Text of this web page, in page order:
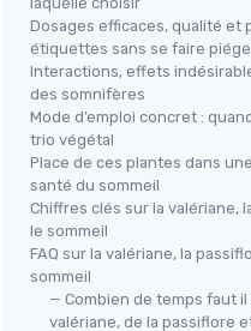
les
Pharma -
1mg -
détente -
secondes,
films, 1
alimentaire
★★★★★
★★★★★ 4,3/5
Voir
Dosages efficaces, qualité et
étiquettes sans se faire
Interactions, effets
des somnifères
Mode d’emploi concret :
trio végétal
Place de ces plantes dans
santé du sommeil
Chiffres clés sur la valériane,
le sommeil
FAQ sur la valériane, la
sommeil
— Combien de temps faut
valériane, de la passiflore